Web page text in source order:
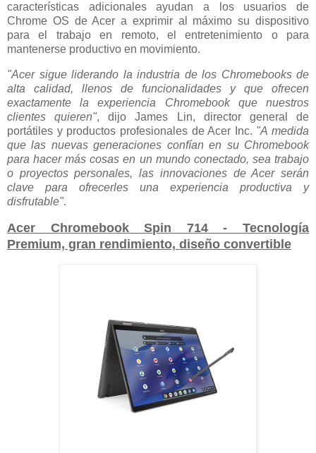
características adicionales ayudan a los usuarios de
Chrome OS de Acer a exprimir al máximo su dispositivo
para el trabajo en remoto, el entretenimiento o para
mantenerse productivo en movimiento.
"Acer sigue liderando la industria de los Chromebooks de
alta calidad, llenos de funcionalidades y que ofrecen
exactamente la experiencia Chromebook que nuestros
clientes quieren", dijo James Lin, director general de
portátiles y productos profesionales de Acer Inc. "A medida
que las nuevas generaciones confían en su Chromebook
para hacer más cosas en un mundo conectado, sea trabajo
o proyectos personales, las innovaciones de Acer serán
clave para ofrecerles una experiencia productiva y
disfrutable".
Acer Chromebook Spin 714 - Tecnología
Premium, gran rendimiento, diseño convertible